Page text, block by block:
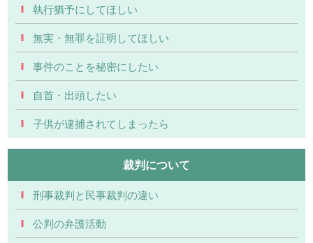
執行猶予にしてほしい
無実・無罪を証明してほしい
事件のことを秘密にしたい
自首・出頭したい
子供が逮捕されてしまったら
裁判について
刑事裁判と民事裁判の違い
公判の弁護活動